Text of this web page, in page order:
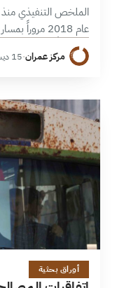
الملخص التنفيذي منذ
الآن، شكَّل هذا النموذج
مرور…مركز عمران·15 ديسمبر 2022
12 دقائق
أوراق بحثية